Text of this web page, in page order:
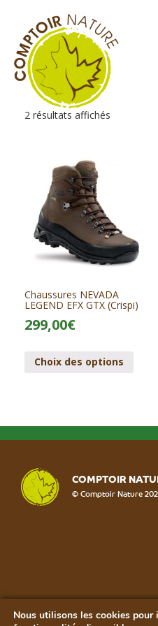
2 résultats affichés
Chaussures NEVADA
LEGEND EFX GTX (Crispi)
299,00€
Choix des options
COMPTOIR
© Comptoir Nature
Nous utilisons les cookies pour